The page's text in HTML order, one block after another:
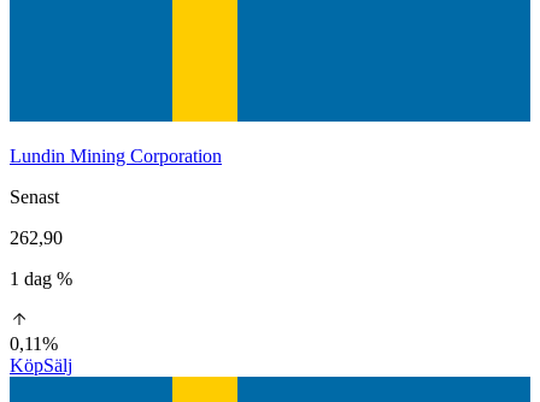
Lundin Mining Corporation
Senast
262,90
1 dag %
0,11%
KöpSälj